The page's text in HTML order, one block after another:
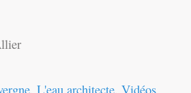
, L'eau architecte, Vidéos